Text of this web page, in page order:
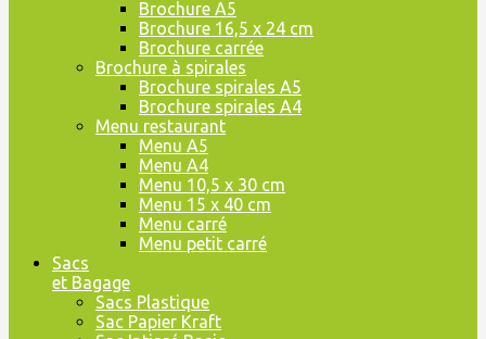
Brochure A5
Brochure 16,5 x 24 cm
Brochure carrée
Brochure à spirales
Brochure spirales A5
Brochure spirales A4
Menu restaurant
Menu A5
Menu A4
Menu 10,5 x 30 cm
Menu 15 x 40 cm
Menu carré
Menu petit carré
Sacs
et Bagage
Sacs Plastique
Sac Papier Kraft